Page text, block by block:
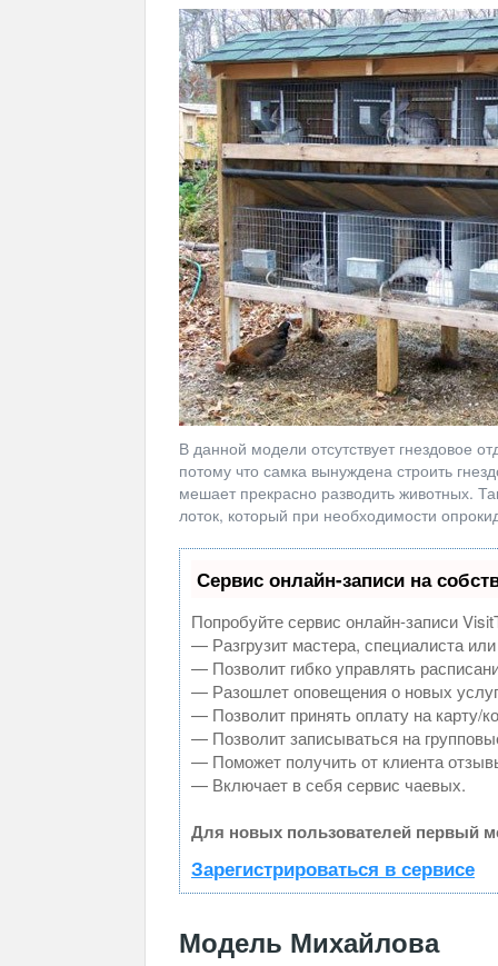
В данной модели отсутствует гнездовое
потому что самка вынуждена строить
мешает прекрасно разводить животных.
лоток, который при необходимости
Сервис онлайн-записи на
Попробуйте сервис онлайн-записи
— Разгрузит мастера, специалиста
— Позволит гибко управлять
— Разошлет оповещения о новых
— Позволит принять оплату на карту/
— Позволит записываться на
— Поможет получить от клиента
— Включает в себя сервис чаевых.
Для новых пользователей первый
Зарегистрироваться в сервисе
Модель Михайлова